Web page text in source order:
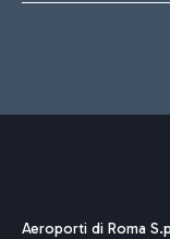
Aeroporti di Roma